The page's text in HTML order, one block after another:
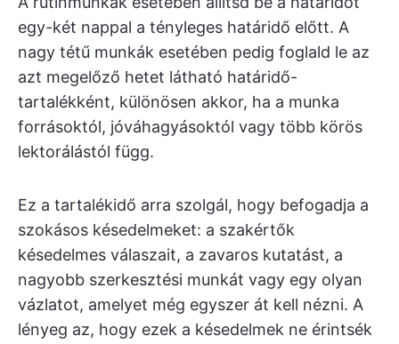
egy-két nappal a tényleges határidő előtt. A
nagy tétű munkák esetében pedig foglald le az
azt megelőző hetet látható határidő-
tartalékként, különösen akkor, ha a munka
forrásoktól, jóváhagyásoktól vagy több körös
lektorálástól függ.
Ez a tartalékidő arra szolgál, hogy befogadja a
szokásos késedelmeket: a szakértők
késedelmes válaszait, a zavaros kutatást, a
nagyobb szerkesztési munkát vagy egy olyan
vázlatot, amelyet még egyszer át kell nézni. A
lényeg az, hogy ezek a késedelmek ne érintsék